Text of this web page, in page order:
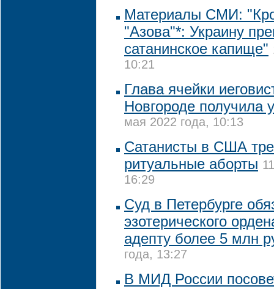
Материалы СМИ:
"Азова"*: Украину
сатанинское капище"
10:21
Глава ячейки
Новгороде получила
мая 2022 года, 10:13
Сатанисты в США
ритуальные аборты
16:29
Суд в Петербурге
эзотерического
адепту более 5 млн
года, 13:27
В МИД России